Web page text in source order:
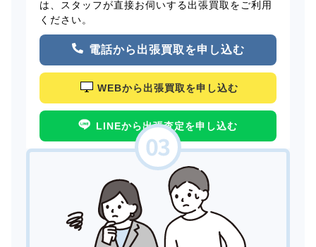
は、スタッフが直接お伺いする出張買取をご利用
ください。
電話から出張買取を申し込む
WEBから出張買取を申し込む
LINEから出張査定を申し込む